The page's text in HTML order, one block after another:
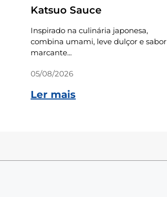
Katsuo Sauce
Inspirado na culinária japonesa,
combina umami, leve dulçor e sabor
marcante...
05/08/2026
Ler mais